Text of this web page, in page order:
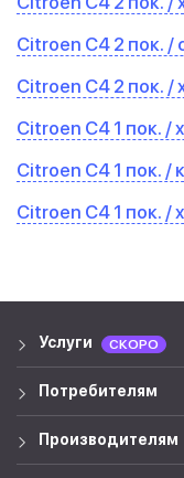
Citroen C4 2 пок. /
Citroen C4 2 пок. /
Citroen C4 1 пок. /
Citroen C4 1 пок. /
Citroen C4 1 пок. /
Услуги СКОРО
Потребителям
Производителям